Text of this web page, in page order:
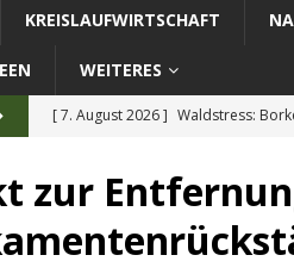
KREISLAUFWIRTSCHAFT
WEITERES
[ 7. August 2026 ] Waldstress:
[ 7. August 2026 ] KI-Methode
eingesetz
AKTUELLES
zur